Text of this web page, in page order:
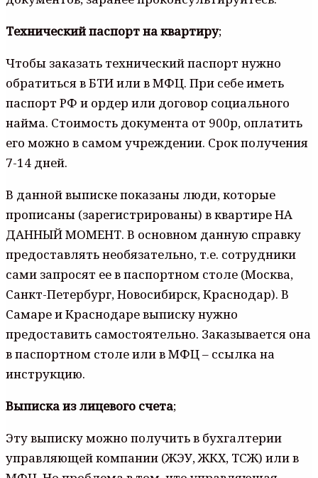
Технический паспорт на квартиру;
Чтобы заказать технический паспорт нужно
обратиться в БТИ или в МФЦ. При себе иметь
паспорт РФ и ордер или договор социального
найма. Стоимость документа от 900р, оплатить
его можно в самом учреждении. Срок получения
7-14 дней.
В данной выписке показаны люди, которые
прописаны (зарегистрированы) в квартире НА
ДАННЫЙ МОМЕНТ. В основном данную справку
предоставлять необязательно, т.е. сотрудники
сами запросят ее в паспортном столе (Москва,
Санкт-Петербург, Новосибирск, Краснодар). В
Самаре и Краснодаре выписку нужно
предоставить самостоятельно. Заказывается она
в паспортном столе или в МФЦ – ссылка на
инструкцию.
Выписка из лицевого счета;
Эту выписку можно получить в бухгалтерии
управляющей компании (ЖЭУ, ЖКХ, ТСЖ) или в